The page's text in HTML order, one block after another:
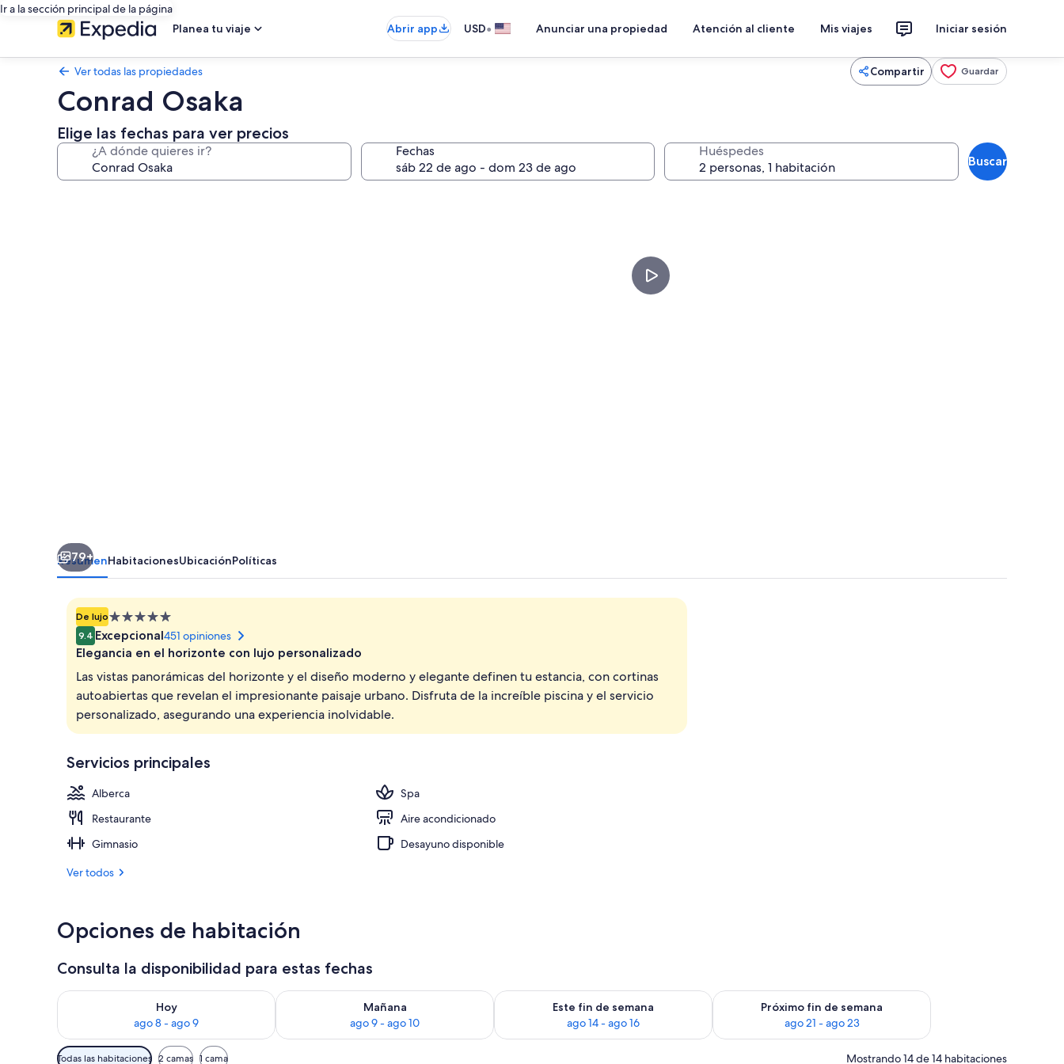
Ir a la sección principal de la página
Planea tu viaje
Abrir app USD• Anunciar una propiedad Atención al cliente Mis viajes Iniciar sesión
Ver todas las propiedades Compartir Guardar
Conrad Osaka
Elige las fechas para ver precios
¿A dónde quieres ir? Fechas Huéspedes
Buscar
79+
ResumenHabitacionesUbicaciónPolíticas
De lujoPropiedad
de
5.0
9.4 Excepcional451 opiniones
Elegancia en el horizonte con lujo personalizado
Las vistas panorámicas del horizonte y el diseño moderno y elegante definen tu estancia, con cortinas
autoabiertas que revelan el impresionante paisaje urbano. Disfruta de la increíble piscina y el servicio
personalizado, asegurando una experiencia inolvidable.
Servicios principales
Alberca
Spa
Restaurante
Aire acondicionado
Gimnasio
Desayuno disponible
Ver todos
Opciones de habitación
Consulta la disponibilidad para estas fechas
Hoy
ago 8 - ago 9
Consulta la disponibilidad para hoy ago 8 - ago 9
Mañana
ago 9 - ago 10
Consulta la disponibilidad para mañana ago 9 - ago 10
Este fin de semana
ago 14 - ago 16
Consulta la disponibilidad para este fin de semana ago 14 - ago 16
Próximo fin de semana
ago 21 - ago 23
Consulta la disponibilidad para el próximo fin de semana
Filtros
Todas las habitaciones 2 camas 1 cama Mostrando 14 de 14 habitaciones